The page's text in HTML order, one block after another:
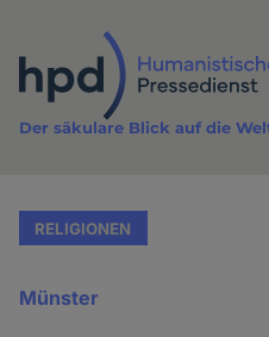
Inhalt
Der säkulare Blick auf die
RELIGIONEN
Münster